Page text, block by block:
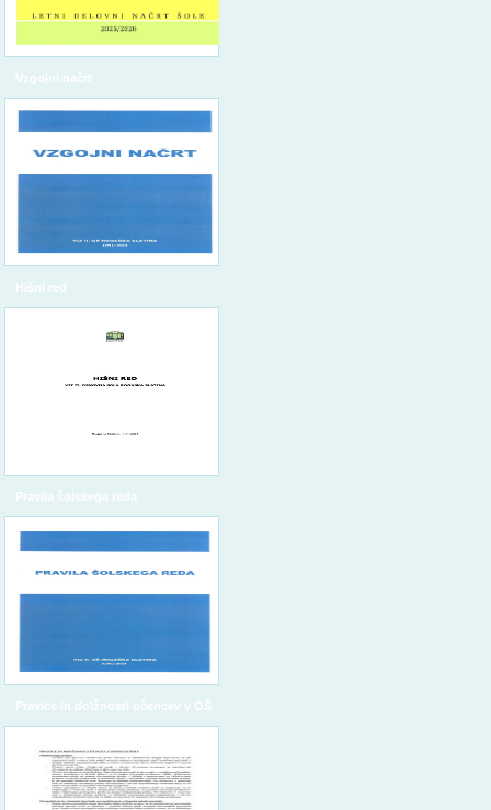
Vzgojni načrt
Hišni red
Pravila šolskega reda
Pravice in dolžnosti učencev v OŠ